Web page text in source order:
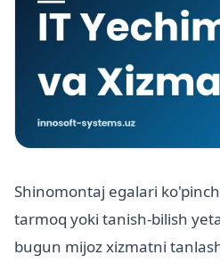
Shinomontaj egalari
tarmoq yoki tanish-bilish
bugun mijoz xizmatni